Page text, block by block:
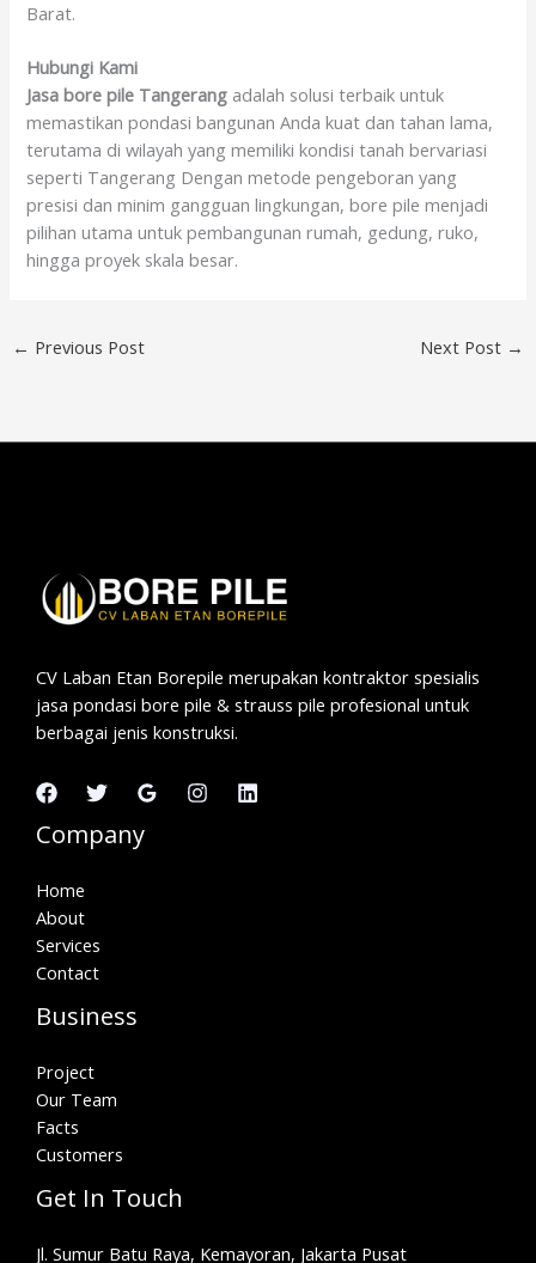
Barat.
Hubungi Kami
Jasa bore pile Tangerang adalah solusi terbaik untuk
memastikan pondasi bangunan Anda kuat dan tahan lama,
terutama di wilayah yang memiliki kondisi tanah bervariasi
seperti Tangerang Dengan metode pengeboran yang
presisi dan minim gangguan lingkungan, bore pile menjadi
pilihan utama untuk pembangunan rumah, gedung, ruko,
hingga proyek skala besar.
← Previous Post Next Post →
CV Laban Etan Borepile merupakan kontraktor spesialis
jasa pondasi bore pile & strauss pile profesional untuk
berbagai jenis konstruksi.
Company
Home
About
Services
Contact
Business
Project
Our Team
Facts
Customers
Get In Touch
Jl. Sumur Batu Raya, Kemayoran, Jakarta Pusat